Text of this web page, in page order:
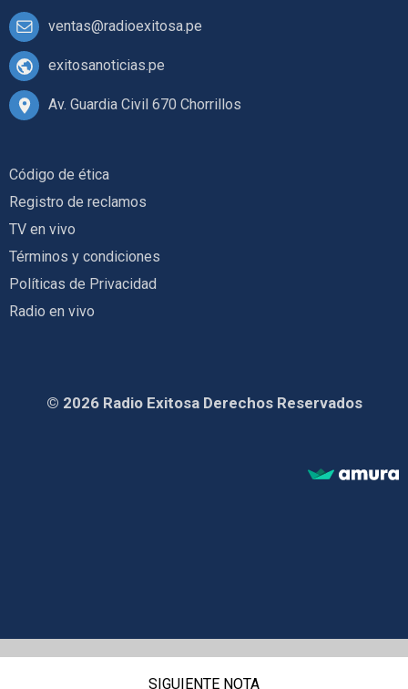
ventas@radioexitosa.pe
exitosanoticias.pe
Av. Guardia Civil 670 Chorrillos
Código de ética
Registro de reclamos
TV en vivo
Términos y condiciones
Políticas de Privacidad
Radio en vivo
© 2026 Radio Exitosa Derechos Reservados
SIGUIENTE NOTA